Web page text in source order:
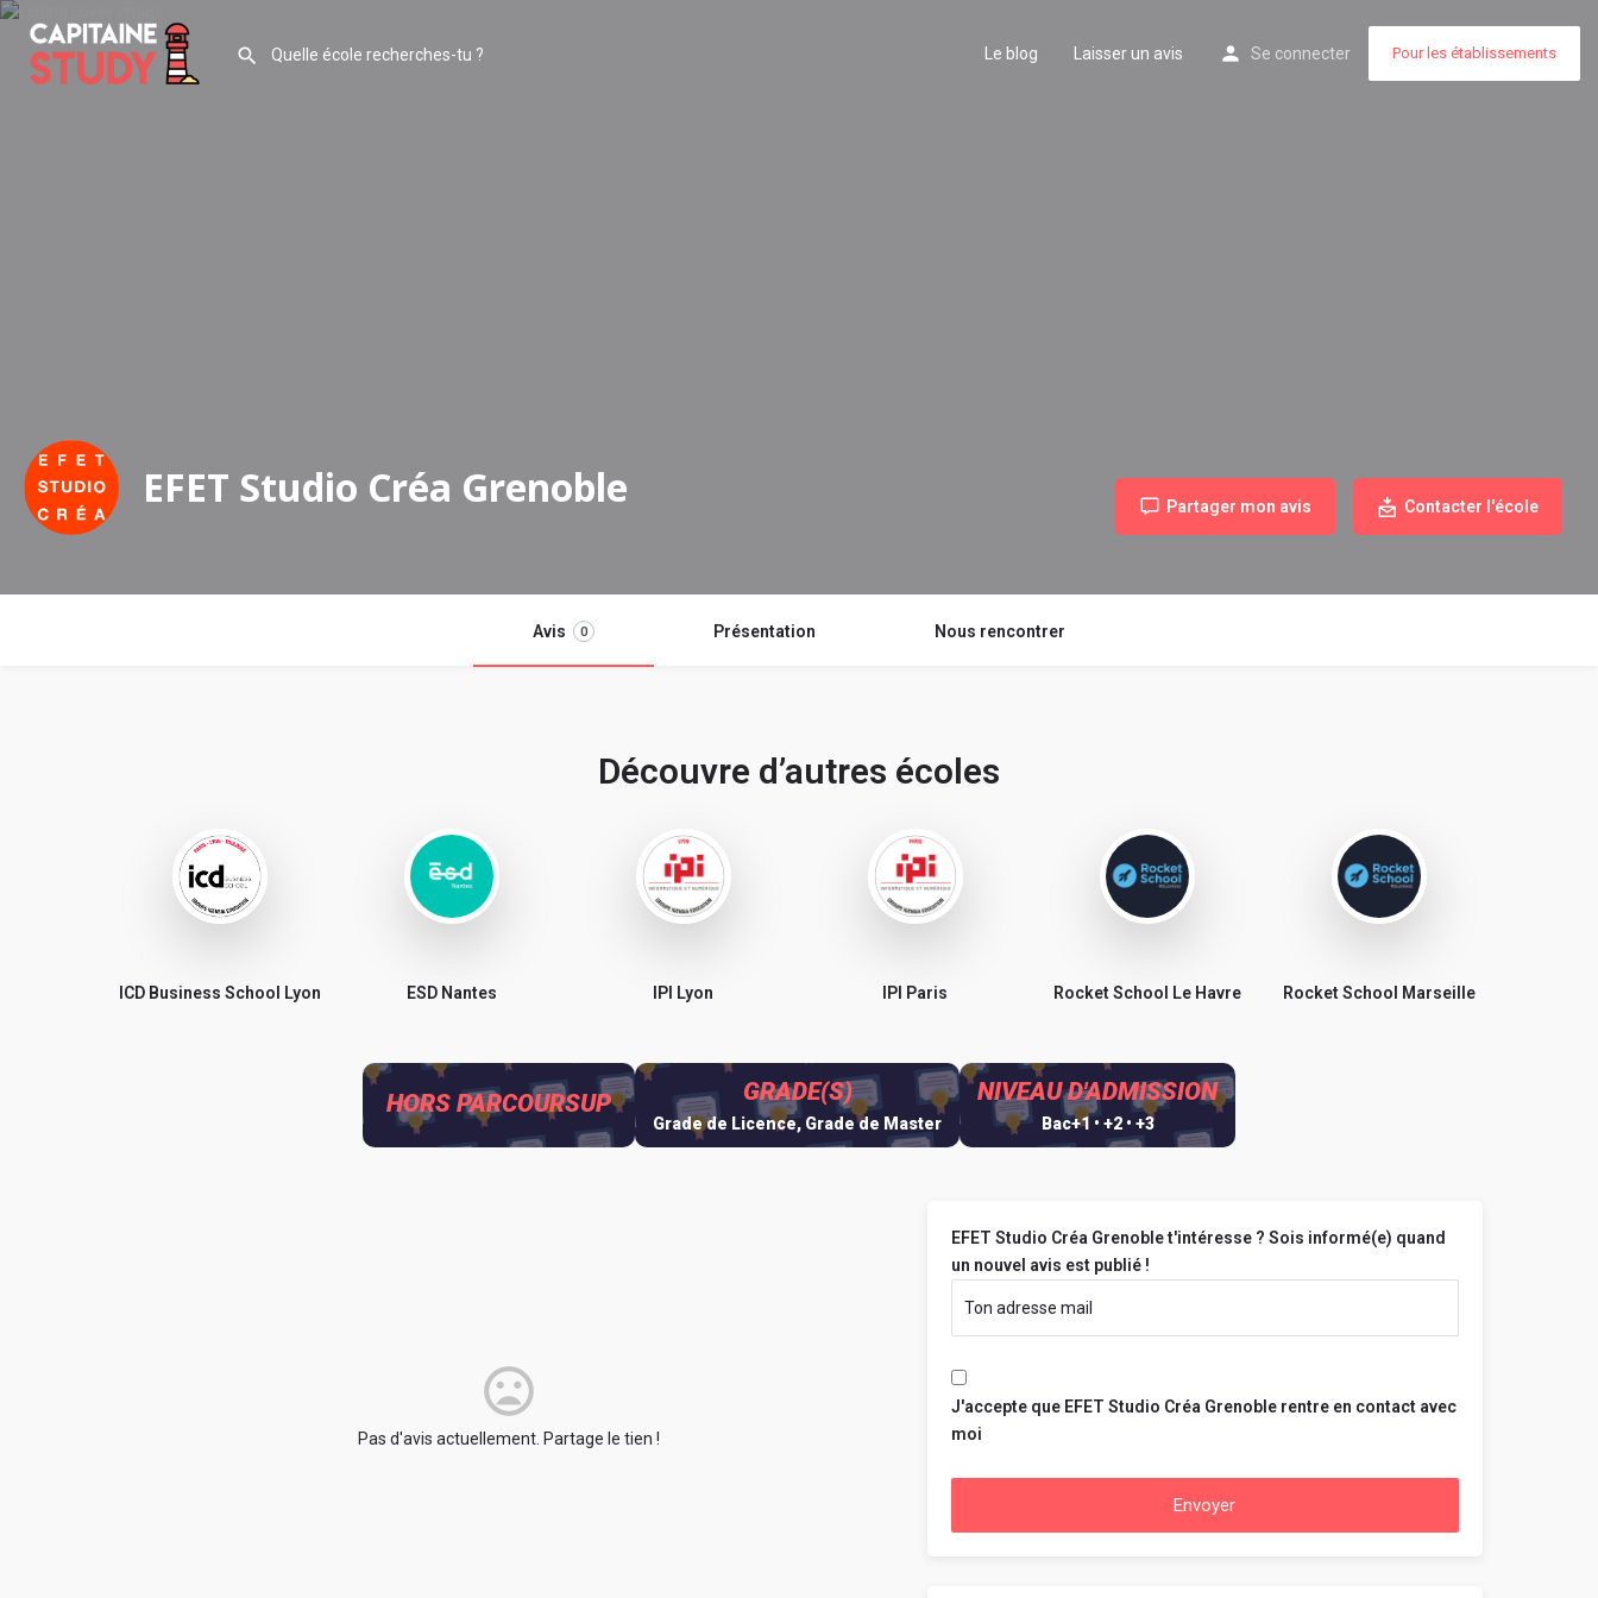
Le blog Laisser un avis Se connecter Pour les établissements
EFET Studio Créa Grenoble Partager mon avis Contacter l'école
Avis 0 Présentation Nous rencontrer
Découvre d’autres écoles
ICD Business School Lyon ESD Nantes IPI Lyon IPI Paris Rocket School Le Havre Rocket School Marseille
HORS PARCOURSUP GRADE(S)
Grade de Licence, Grade de Master
NIVEAU D'ADMISSION
Bac+1 • +2 • +3
Pas d'avis actuellement. Partage le tien !
EFET Studio Créa Grenoble t'intéresse ? Sois informé(e) quand
un nouvel avis est publié !
J'accepte que EFET Studio Créa Grenoble rentre en contact avec
moi
Envoyer